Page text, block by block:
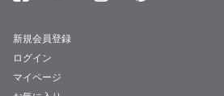
新規会員登録
ログイン
マイページ